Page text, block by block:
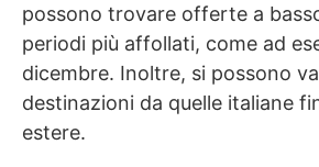
possono trovare offerte a
periodi più affollati, come ad
dicembre. Inoltre, si possono
destinazioni da quelle italiane
estere.